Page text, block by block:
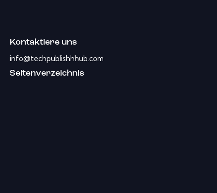
Kontaktiere uns
info@techpublishhhub.com
Seitenverzeichnis